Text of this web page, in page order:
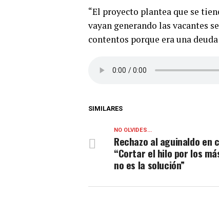
“El proyecto plantea que se
vayan generando las vacantes
contentos porque era una
SIMILARES
NO OLVIDES...
Rechazo al aguinaldo en
“Cortar el hilo por los
no es la solución”